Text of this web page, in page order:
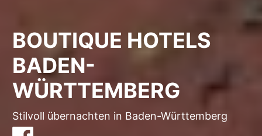
BOUTIQUE HOTELS
BADEN-
WÜRTTEMBERG
Stilvoll übernachten in Baden-Württemberg